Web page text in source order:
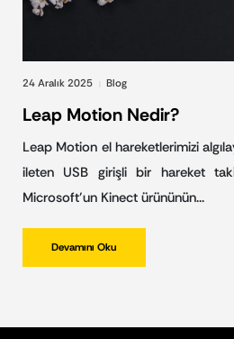
24 Aralık 2025 Blog
Leap Motion Nedir?
Leap Motion el hareketlerimizi
ileten USB girişli bir hareket
Microsoft’un Kinect ürününün…
Devamını Oku